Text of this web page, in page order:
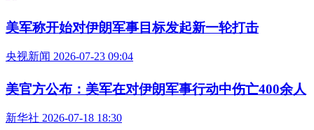
美军称开始对伊朗军事目标发起新一轮打击
央视新闻 2026-07-23 09:04
美官方公布：美军在对伊朗军事行动中伤亡400余人
新华社 2026-07-18 18:30